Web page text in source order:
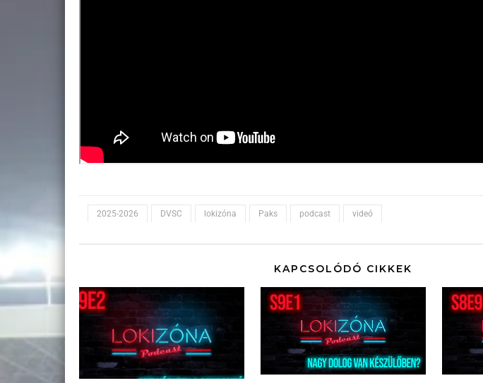
2025-2026 DVSC lokizóna Paks podcast videó
KAPCSOLÓDÓ CIKKEK